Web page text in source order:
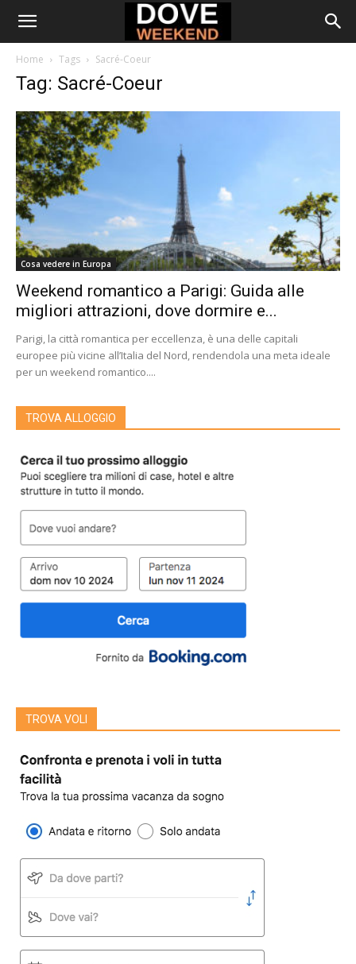
Home Tags Sacré-Coeur
Tag: Sacré-Coeur
Cosa vedere in Europa
Weekend romantico a Parigi: Guida alle
migliori attrazioni, dove dormire e...
Parigi, la città romantica per eccellenza, è una delle capitali
europee più vicine all’Italia del Nord, rendendola una meta ideale
per un weekend romantico....
TROVA ALLOGGIO
TROVA VOLI